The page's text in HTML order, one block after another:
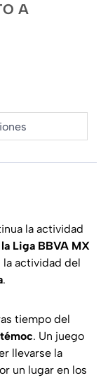
A
la actividad
Liga BBVA MX
la actividad del
.
tiempo del
. Un juego
llevarse la
un lugar en los